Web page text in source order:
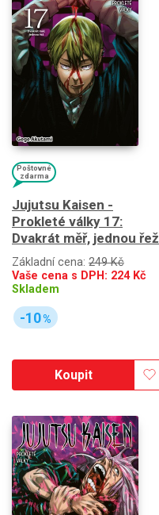
Poštovné
zdarma
Jujutsu Kaisen -
Prokleté války 17:
Dvakrát měř, jednou řež
Základní cena: 249 Kč
Vaše cena s DPH: 224Kč
Skladem
-10%
Koupit